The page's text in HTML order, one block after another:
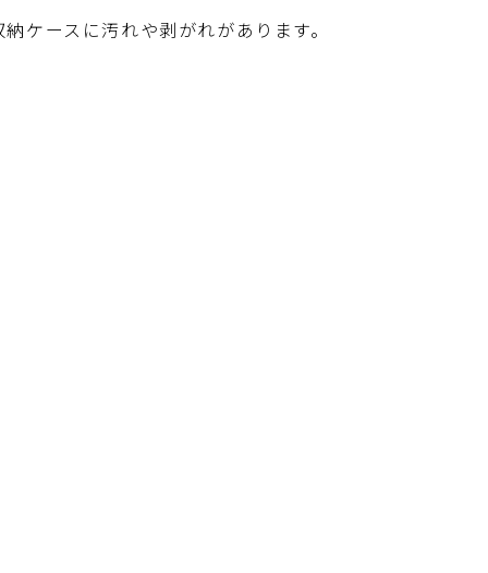
ケースに汚れや剥がれがあります。